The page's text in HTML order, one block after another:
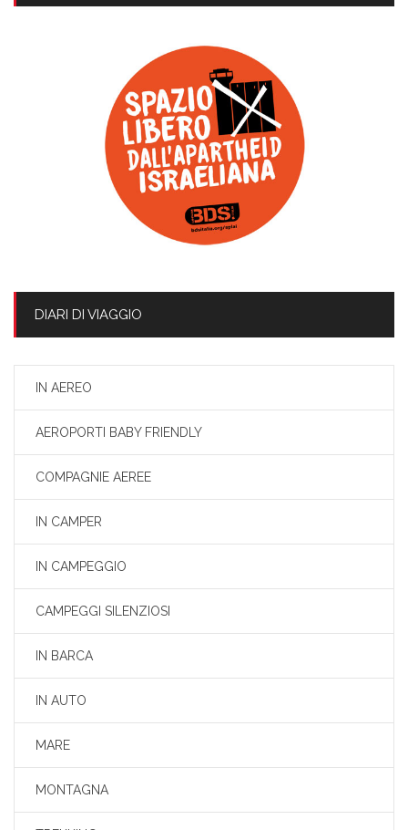
DIARI DI VIAGGIO
IN AEREO
AEROPORTI BABY FRIENDLY
COMPAGNIE AEREE
IN CAMPER
IN CAMPEGGIO
CAMPEGGI SILENZIOSI
IN BARCA
IN AUTO
MARE
MONTAGNA